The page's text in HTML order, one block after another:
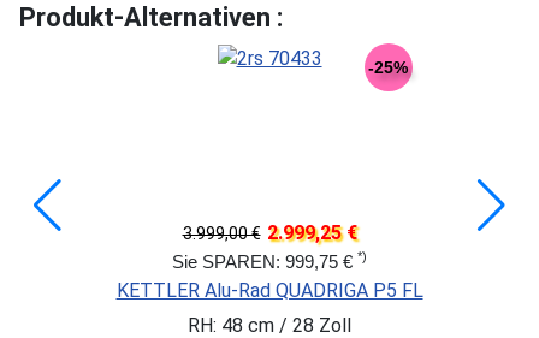
Produkt-Alternativen :
-25%
3.999,00 € 2.999,25 €
Sie SPAREN: 999,75 € *)
KETTLER Alu-Rad QUADRIGA P5 FL
RH: 48 cm / 28 Zoll